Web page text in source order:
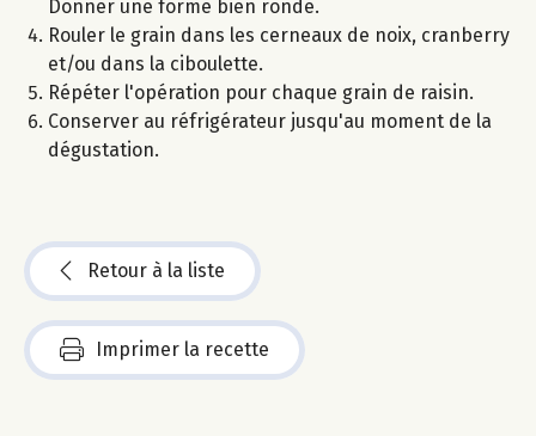
Donner une forme bien ronde.
Rouler le grain dans les cerneaux de noix, cranberry
et/ou dans la ciboulette.
Répéter l'opération pour chaque grain de raisin.
Conserver au réfrigérateur jusqu'au moment de la
dégustation.
Retour à la liste
Imprimer la recette